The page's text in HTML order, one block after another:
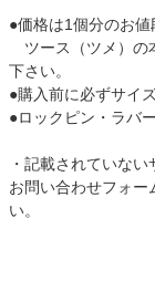
●価格は1個分のお値
ツース（ツメ）の
下さい。
●購入前に必ずサイ
●ロックピン・ラバ
・記載されていな
お問い合わせフォー
い。